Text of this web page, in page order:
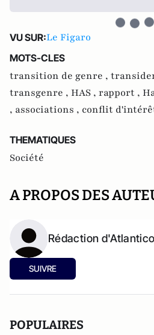
VU SUR:Le Figaro
MOTS-CLES
transition de genre ,
transgenre , HAS , rapport ,
, associations , conflit
THEMATIQUES
Société
A PROPOS DES
Rédaction d'Atlantico
SUIVRE
POPULAIRES